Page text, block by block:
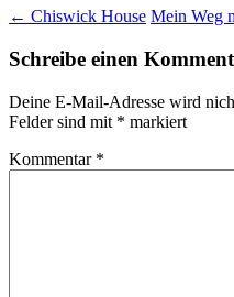
← Chiswick House Mein Weg
Schreibe einen
Deine E-Mail-Adresse wird
Felder sind mit * markiert
Kommentar *